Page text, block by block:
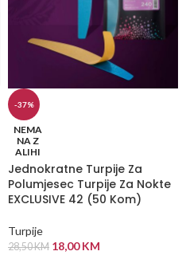
-37%
NEMA
NA Z
ALIHI
Jednokratne Turpije Za
Polumjesec Turpije Za Nokte
EXCLUSIVE 42 (50 Kom)
Turpije
28,50KM 18,00KM